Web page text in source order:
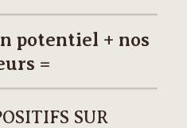
potentiel + nos
=
SUR